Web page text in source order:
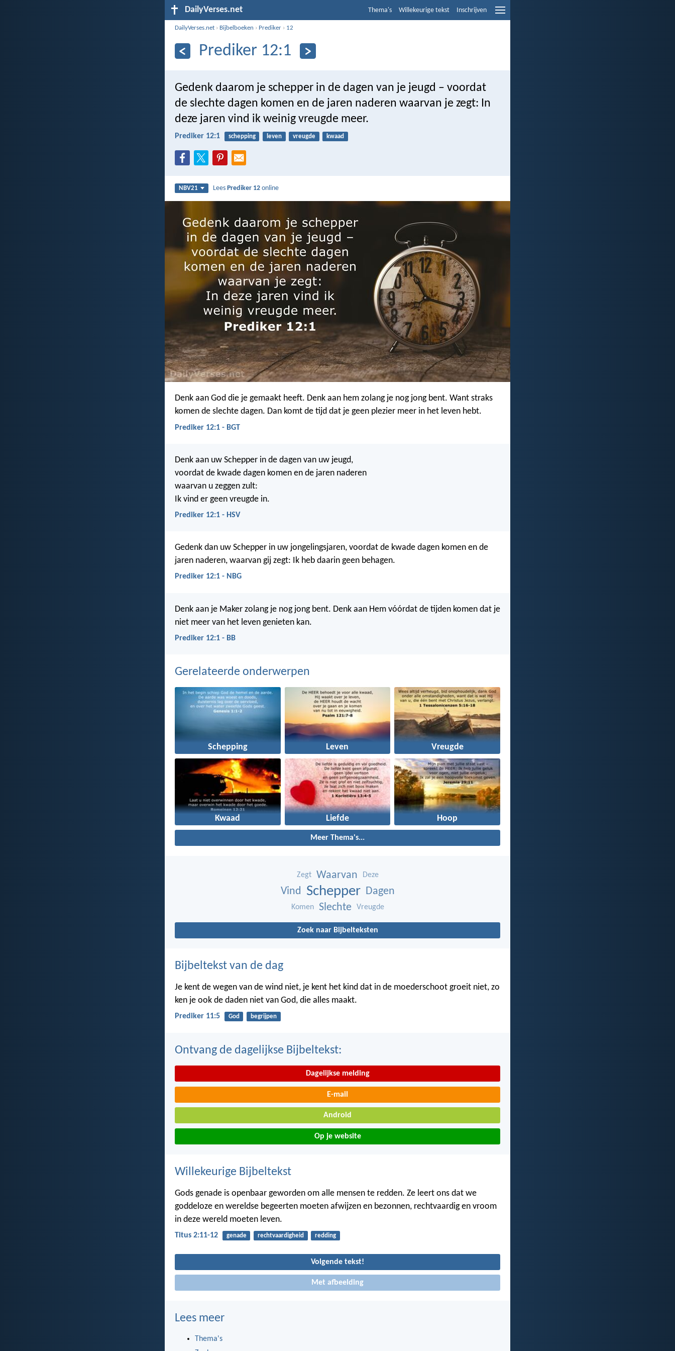
DailyVerses.net Thema's Willekeurige tekst Inschrijven
DailyVerses.net › Bijbelboeken › Prediker › 12
Prediker 12:1
Gedenk daarom je schepper in de dagen van je jeugd – voordat
de slechte dagen komen en de jaren naderen waarvan je zegt: In
deze jaren vind ik weinig vreugde meer.
Prediker 12:1 schepping leven vreugde kwaad
NBV21 LeesPrediker 12 online
Denk aan God die je gemaakt heeft. Denk aan hem zolang je nog jong bent. Want straks
komen de slechte dagen. Dan komt de tijd dat je geen plezier meer in het leven hebt.
Prediker 12:1 - BGT
Denk aan uw Schepper in de dagen van uw jeugd,
voordat de kwade dagen komen en de jaren naderen
waarvan u zeggen zult:
Ik vind er geen vreugde in.
Prediker 12:1 - HSV
Gedenk dan uw Schepper in uw jongelingsjaren, voordat de kwade dagen komen en de
jaren naderen, waarvan gij zegt: Ik heb daarin geen behagen.
Prediker 12:1 - NBG
Denk aan je Maker zolang je nog jong bent. Denk aan Hem vóórdat de tijden komen dat je
niet meer van het leven genieten kan.
Prediker 12:1 - BB
Gerelateerde onderwerpen
Schepping Leven Vreugde
Kwaad Liefde Hoop
Meer Thema's...
Zegt Waarvan Deze
Vind Schepper Dagen
Komen Slechte Vreugde
Zoek naar Bijbelteksten
Bijbeltekst van de dag
Je kent de wegen van de wind niet, je kent het kind dat in de moederschoot groeit niet, zo
ken je ook de daden niet van God, die alles maakt.
Prediker 11:5 God begrijpen
Ontvang de dagelijkse Bijbeltekst:
Dagelijkse melding
E-mail
Android
Op je website
Willekeurige Bijbeltekst
Gods genade is openbaar geworden om alle mensen te redden. Ze leert ons dat we
goddeloze en wereldse begeerten moeten afwijzen en bezonnen, rechtvaardig en vroom
in deze wereld moeten leven.
Titus 2:11-12 genade rechtvaardigheid redding
Volgende tekst!
Met afbeelding
Lees meer
Thema's